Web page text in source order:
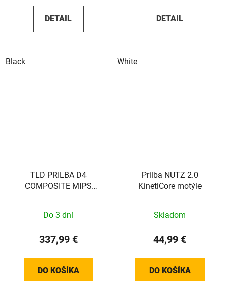
DETAIL
Black
DETAIL
White
TLD PRILBA D4
COMPOSITE MIPS
Do 3 dní
337,99 €
DO KOŠÍKA
Prilba NUTZ 2.0
KinetiCore motýle
Skladom
44,99 €
DO KOŠÍKA